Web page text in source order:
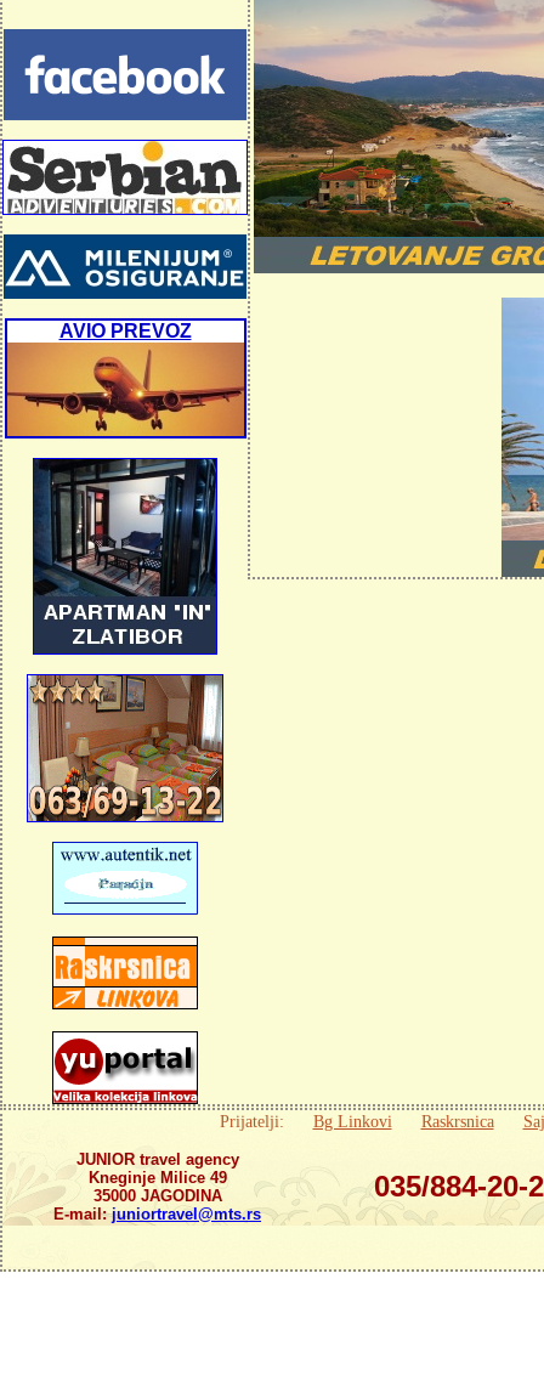
AVIO PREVOZ
Prijatelji: Bg Linkovi Raskrsnica
JUNIOR travel agency
Kneginje Milice 49
35000 JAGODINA
E-mail:juniortravel@mts.rs
035/884-20-